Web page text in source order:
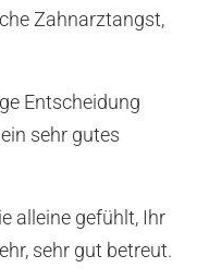
Zahnarztangst,
Entscheidung
sehr gutes
alleine gefühlt, Ihr
sehr gut betreut.